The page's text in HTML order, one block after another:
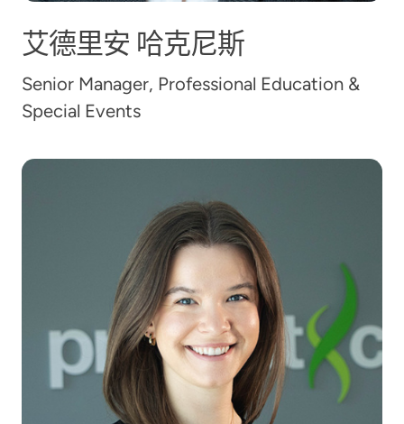
艾德里安 哈克尼斯
Senior Manager, Professional Education &
Special Events
Audrey Kashatus